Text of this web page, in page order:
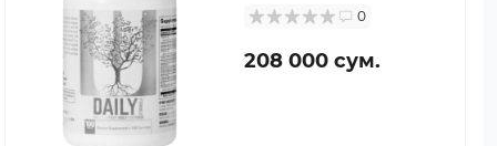
0
208 000 сум.